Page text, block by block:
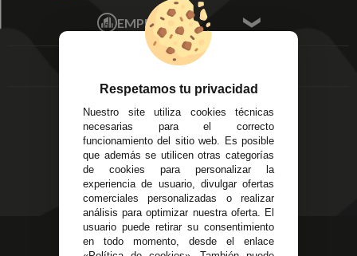
Mis favoritos
FAQ's
Écija - Sevilla
Av. Plaza de Toros.
Local 3
Córdoba
14
Alzira - Valencia
C/ Esplugues, 135
EMPRESA
Aviso Legal
Devoluciones
Política de Privacidad
Pago Seguro
Terminos y
Condiciones Generales
Políticas de Cookies
623 23 31 98
Respetamos tu privacidad
Nuestro site utiliza cookies técnicas
necesarias para el correcto
funcionamiento del sitio web. Es posible
que además se utilicen otras categorías
de cookies para personalizar la
experiencia de usuario, divulgar ofertas
comerciales personalizadas o realizar
análisis para optimizar nuestra oferta. El
usuario puede retirar su consentimiento
en todo momento, desde el enlace